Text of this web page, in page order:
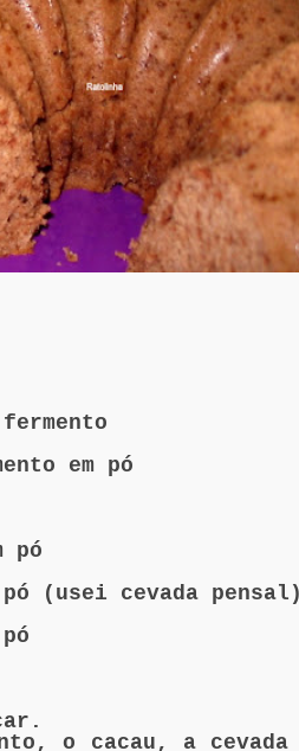
em pó
pó
(usei cevada pensal )
o cacau, a cevada